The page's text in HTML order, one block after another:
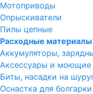
Мотоприводы
Опрыскиватели
Пилы цепные
Расходные материалы
Аккумуляторы,
Аксессуары и моющие
Биты, насадки на
Оснастка для